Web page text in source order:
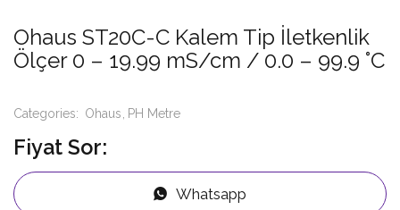
Ohaus ST20C-C Kalem Tip İletkenlik
Ölçer 0 – 19.99 mS/cm / 0.0 – 99.9 °C
Categories: Ohaus PH Metre
Fiyat Sor:
Whatsapp